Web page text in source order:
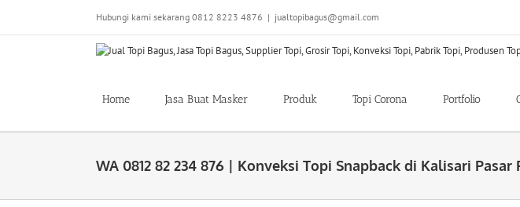
content
Hubungi kami sekarang 0812 8223 4876 | jualtopibagus@gmail.com
Home Jasa Buat Masker Produk Topi Corona Portfolio
WA 0812 82 234 876 | Konveksi Topi Snapback di Kalisari Pasar